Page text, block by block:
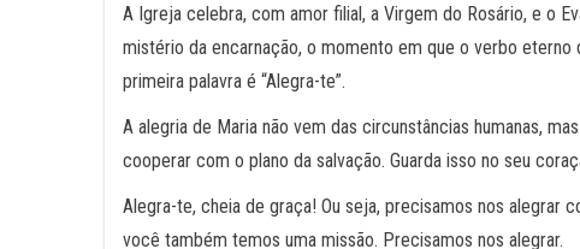
A Igreja celebra, com amor filial, a Virgem do Rosário, e o
mistério da encarnação, o momento em que o verbo
primeira palavra é “Alegra-te”.
A alegria de Maria não vem das circunstâncias humanas,
cooperar com o plano da salvação. Guarda isso no seu
Alegra-te, cheia de graça! Ou seja, precisamos nos alegrar
você também temos uma missão. Precisamos nos alegrar.